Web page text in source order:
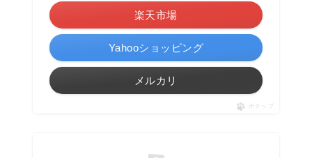
楽天市場
Yahooショッピング
メルカリ
ポチップ